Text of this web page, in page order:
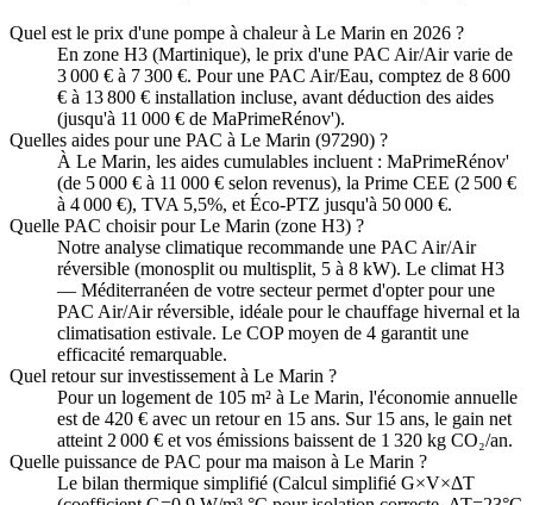
Quel est le prix d'une pompe à chaleur à Le Marin en 2026 ?
En zone H3 (Martinique), le prix d'une PAC Air/Air varie de
3 000 € à 7 300 €. Pour une PAC Air/Eau, comptez de 8 600
€ à 13 800 € installation incluse, avant déduction des aides
(jusqu'à 11 000 € de MaPrimeRénov').
Quelles aides pour une PAC à Le Marin (97290) ?
À Le Marin, les aides cumulables incluent : MaPrimeRénov'
(de 5 000 € à 11 000 € selon revenus), la Prime CEE (2 500 €
à 4 000 €), TVA 5,5%, et Éco-PTZ jusqu'à 50 000 €.
Quelle PAC choisir pour Le Marin (zone H3) ?
Notre analyse climatique recommande une PAC Air/Air
réversible (monosplit ou multisplit, 5 à 8 kW). Le climat H3
— Méditerranéen de votre secteur permet d'opter pour une
PAC Air/Air réversible, idéale pour le chauffage hivernal et la
climatisation estivale. Le COP moyen de 4 garantit une
efficacité remarquable.
Quel retour sur investissement à Le Marin ?
Pour un logement de 105 m² à Le Marin, l'économie annuelle
est de 420 € avec un retour en 15 ans. Sur 15 ans, le gain net
atteint 2 000 € et vos émissions baissent de 1 320 kg CO₂/an.
Quelle puissance de PAC pour ma maison à Le Marin ?
Le bilan thermique simplifié (Calcul simplifié G×V×ΔT